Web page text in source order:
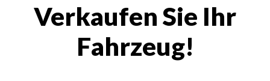
Verkaufen Sie Ihr
Fahrzeug!